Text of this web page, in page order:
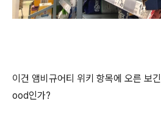
이건 앰비규어티 위키 항목에 오른
ood인가?